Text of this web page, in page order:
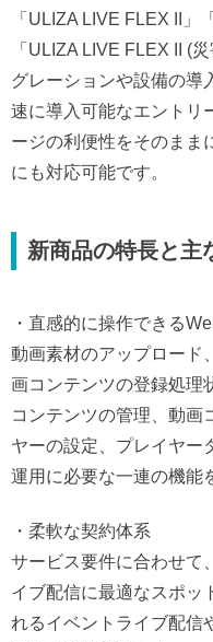
「ULIZA LIVE FLEX II」
「ULIZA LIVE FLEX II (
グレーションや設備の導
速に導入可能なエントリ
ージの利便性をそのまま
にも対応可能です。
新商品の特長と主
・直感的に操作できる
動画素材のアップロード
画コンテンツの登録処理
コンテンツの管理、動画
ヤーの設定、プレイヤー
運用に必要な一連の機能
・柔軟な契約体系
サービス要件に合わせて
イブ配信に最適なスポッ
れるイベントライブ配信